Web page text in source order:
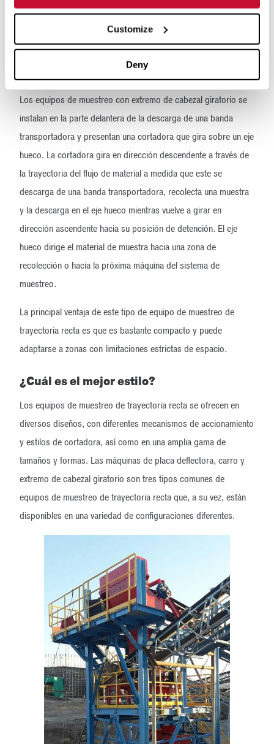
Customize
Deny
deflectora en el diseño. Por lo general, se adaptan mejor a los
diseños de planta existentes con menos cambios de diseño.
Equipos de muestreo con extremo de
cabezal giratorio
Los equipos de muestreo con extremo de cabezal giratorio se
instalan en la parte delantera de la descarga de una banda
transportadora y presentan una cortadora que gira sobre un eje
hueco. La cortadora gira en dirección descendente a través de
la trayectoria del flujo de material a medida que este se
descarga de una banda transportadora, recolecta una muestra
y la descarga en el eje hueco mientras vuelve a girar en
dirección ascendente hacia su posición de detención. El eje
hueco dirige el material de muestra hacia una zona de
recolección o hacia la próxima máquina del sistema de
muestreo.
La principal ventaja de este tipo de equipo de muestreo de
trayectoria recta es que es bastante compacto y puede
adaptarse a zonas con limitaciones estrictas de espacio.
¿Cuál es el mejor estilo?
Los equipos de muestreo de trayectoria recta se ofrecen en
diversos diseños, con diferentes mecanismos de accionamiento
y estilos de cortadora, así como en una amplia gama de
tamaños y formas. Las máquinas de placa deflectora, carro y
extremo de cabezal giratorio son tres tipos comunes de
equipos de muestreo de trayectoria recta que, a su vez, están
disponibles en una variedad de configuraciones diferentes.